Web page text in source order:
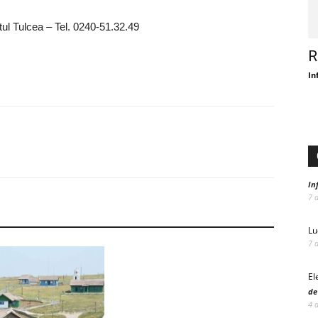
Tulcea – Tel. 0240-51.32.49
7
7
4